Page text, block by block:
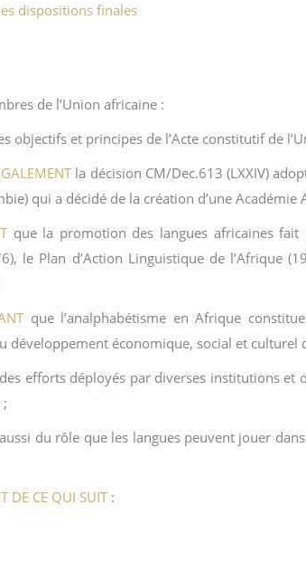
dispositions finales
de l’Union africaine :
objectifs et principes de l’Acte constitutif de
la décision CM/Dec.613 (LXXIV)
qui a décidé de la création d’une Académie
que la promotion des langues africaines fait
le Plan d’Action Linguistique de l’Afrique
que l’analphabétisme en Afrique
développement économique, social et culturel
des efforts déployés par diverses institutions et
aussi du rôle que les langues peuvent jouer
DE CE QUI SUIT: